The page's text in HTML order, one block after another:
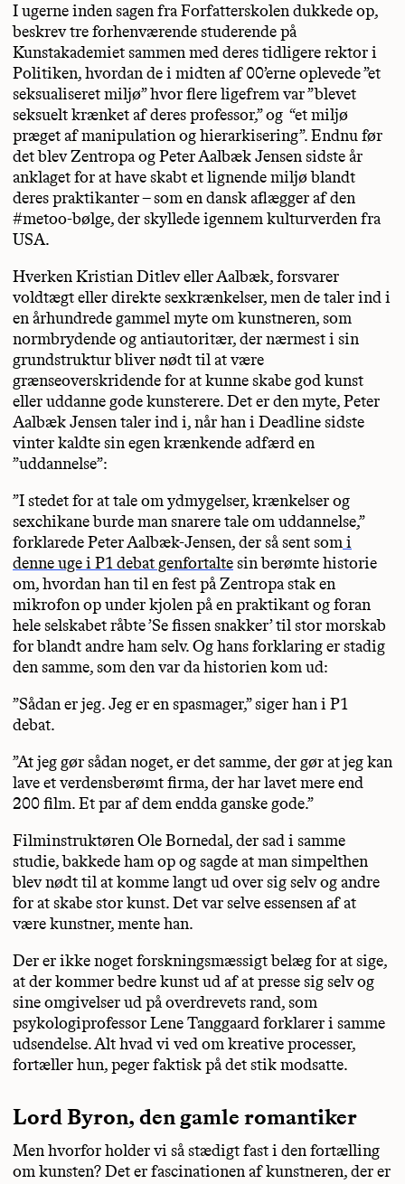
I ugerne inden sagen fra Forfatterskolen dukkede op,
beskrev tre forhenværende studerende på
Kunstakademiet sammen med deres tidligere rektor i
Politiken, hvordan de i midten af 00’erne oplevede ”et
seksualiseret miljø” hvor flere ligefrem var ”blevet
seksuelt krænket af deres professor,” og “et miljø
præget af manipulation og hierarkisering”. Endnu før
det blev Zentropa og Peter Aalbæk Jensen sidste år
anklaget for at have skabt et lignende miljø blandt
deres praktikanter – som en dansk aflægger af den
#metoo-bølge, der skyllede igennem kulturverden fra
USA.
Hverken Kristian Ditlev eller Aalbæk, forsvarer
voldtægt eller direkte sexkrænkelser, men de taler ind i
en århundrede gammel myte om kunstneren, som
normbrydende og antiautoritær, der nærmest i sin
grundstruktur bliver nødt til at være
grænseoverskridende for at kunne skabe god kunst
eller uddanne gode kunsterere. Det er den myte, Peter
Aalbæk Jensen taler ind i, når han i Deadline sidste
vinter kaldte sin egen krænkende adfærd en
”uddannelse”:
”I stedet for at tale om ydmygelser, krænkelser og
sexchikane burde man snarere tale om uddannelse,”
forklarede Peter Aalbæk-Jensen, der så sent somi
denne uge i P1 debat genfortaltesin berømte historie
om, hvordan han til en fest på Zentropa stak en
mikrofon op under kjolen på en praktikant og foran
hele selskabet råbte ’Se fissen snakker’ til stor morskab
for blandt andre ham selv. Og hans forklaring er stadig
den samme, som den var da historien kom ud:
”Sådan er jeg. Jeg er en spasmager,” siger han i P1
debat.
”At jeg gør sådan noget, er det samme, der gør at jeg kan
lave et verdensberømt firma, der har lavet mere end
200 film. Et par af dem endda ganske gode.”
Filminstruktøren Ole Bornedal, der sad i samme
studie, bakkede ham op og sagde at man simpelthen
blev nødt til at komme langt ud over sig selv og andre
for at skabe stor kunst. Det var selve essensen af at
være kunstner, mente han.
Der er ikke noget forskningsmæssigt belæg for at sige,
at der kommer bedre kunst ud af at presse sig selv og
sine omgivelser ud på overdrevets rand, som
psykologiprofessor Lene Tanggaard forklarer i samme
udsendelse. Alt hvad vi ved om kreative processer,
fortæller hun, peger faktisk på det stik modsatte.
Lord Byron, den gamle romantiker
Men hvorfor holder vi så stædigt fast i den fortælling
om kunsten? Det er fascinationen af kunstneren, der er